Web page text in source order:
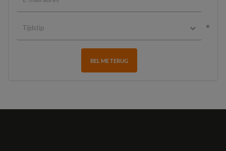
BEL ME TERUG